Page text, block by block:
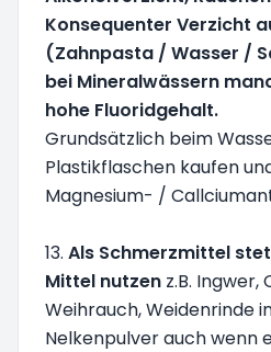
Konsequenter Verzicht
(Zahnpasta / Wasser /
bei Mineralwässern
hohe Fluoridgehalt.
Grundsätzlich beim
Plastikflaschen kaufen
Magnesium- /
13. Als Schmerzmittel
Mittel nutzen z.B. Ingwer,
Weihrauch, Weidenrinde
Nelkenpulver auch wenn